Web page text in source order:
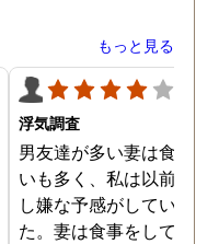
ましたが、真実を知るこ
ができて良かったです。
もっと見る
浮気調査
男友達が多い妻は食事の
いも多く、私は以前から
し嫌な予感がしていまし
た。妻は食事をしている